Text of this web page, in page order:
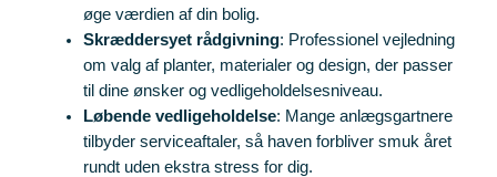
øge værdien af din bolig.
Skræddersyet rådgivning: Professionel vejledning
om valg af planter, materialer og design, der passer
til dine ønsker og vedligeholdelsesniveau.
Løbende vedligeholdelse: Mange anlægsgartnere
tilbyder serviceaftaler, så haven forbliver smuk året
rundt uden ekstra stress for dig.